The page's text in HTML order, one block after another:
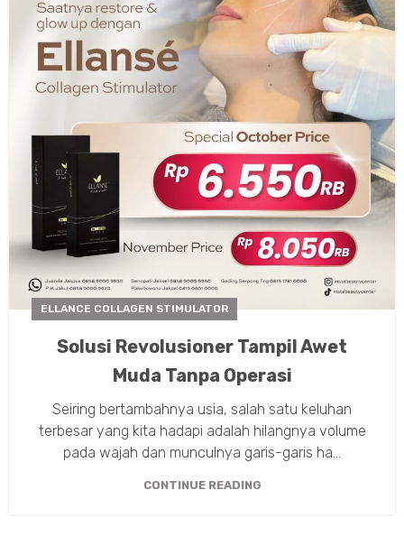
ELLANCE COLLAGEN STIMULATOR
Solusi Revolusioner Tampil Awet
Muda Tanpa Operasi
Seiring bertambahnya usia, salah satu keluhan
terbesar yang kita hadapi adalah hilangnya volume
pada wajah dan munculnya garis-garis ha...
CONTINUE READING